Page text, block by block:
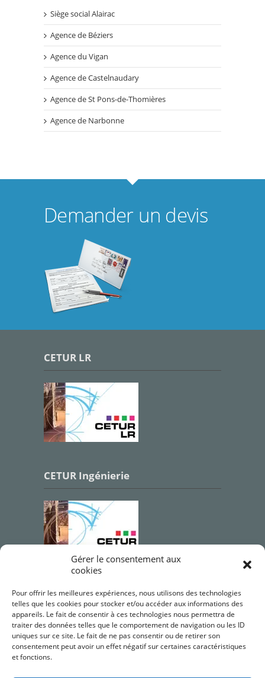
Gérer le consentement aux
cookies
Pour offrir les meilleures expériences, nous utilisons des technologies
telles que les cookies pour stocker et/ou accéder aux informations des
appareils. Le fait de consentir à ces technologies nous permettra de
traiter des données telles que le comportement de navigation ou les ID
uniques sur ce site. Le fait de ne pas consentir ou de retirer son
consentement peut avoir un effet négatif sur certaines caractéristiques
et fonctions.
Siège social Alairac
Agence de Béziers
Agence du Vigan
Agence de Castelnaudary
Agence de St Pons-de-Thomières
Agence de Narbonne
Demander un devis
CETUR LR
CETUR Ingénierie
Qualifications OPQIBI